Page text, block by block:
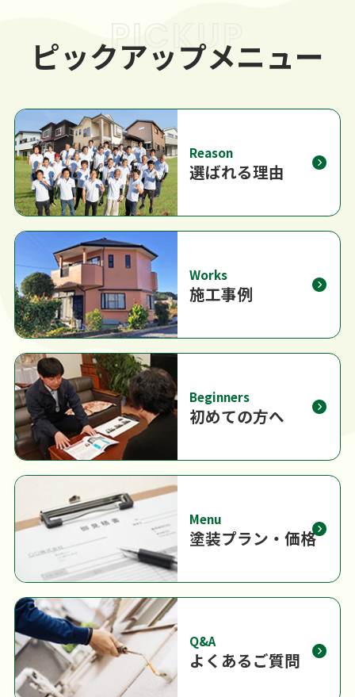
PICKUP
ピックアップメニュー
Reason
選ばれる理由
Works
施工事例
Beginners
初めての方へ
Menu
塗装プラン・価格
Q&A
よくあるご質問